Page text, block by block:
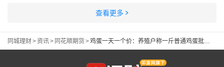
查看更多
同城理财>资讯> 同花顺期货>